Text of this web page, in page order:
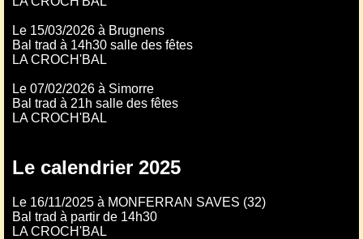
Le 15/03/2026 à Brugnens
Bal trad à 14h30 salle des fêtes
LA CROCH'BAL
Le 07/02/2026 à Simorre
Bal trad à 21h salle des fêtes
LA CROCH'BAL
Le calendrier 2025
Le 16/11/2025 à MONFERRAN SAVES (32)
Bal trad à partir de 14h30
LA CROCH'BAL